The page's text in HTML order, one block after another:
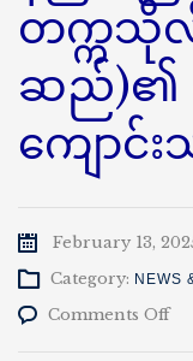
တက္ကသို
ဆည်)၏
ကျောင်း
February 13,
Category: NEWS
Comments Offon